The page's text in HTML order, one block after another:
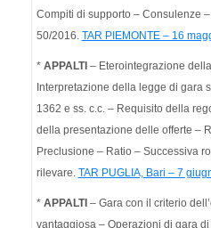
Compiti di supporto – Consulenze
50/2016. TAR PIEMONTE – 16
* APPALTI – Eterointegrazione
Interpretazione della legge di gara
1362 e ss. c.c. – Requisito della
della presentazione delle offerte –
Preclusione – Ratio – Successiva
rilevare. TAR PUGLIA, Bari – 7
* APPALTI – Gara con il criterio
vantaggiosa – Operazioni di gara